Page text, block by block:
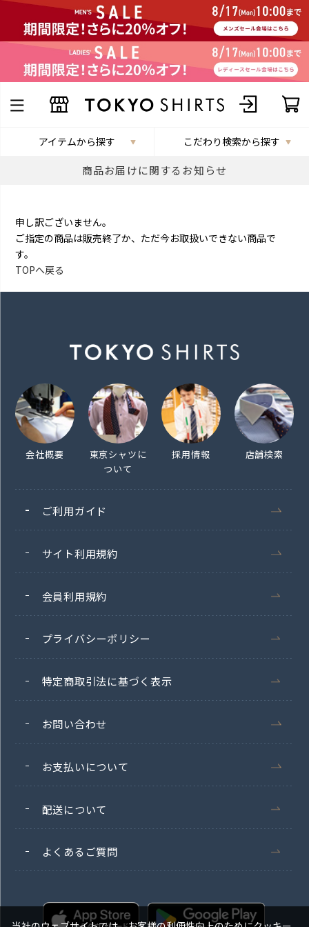
アイテムから探す こだわり検索から探す
商品お届けに関するお知らせ
申し訳ございません。
ご指定の商品は販売終了か、ただ今お取扱いできない商品で
す。
TOPへ戻る
会社概要
東京シャツに
ついて
採用情報 店舗検索
ご利用ガイド
サイト利用規約
会員利用規約
プライバシーポリシー
特定商取引法に基づく表示
お問い合わせ
お支払いについて
配送について
よくあるご質問